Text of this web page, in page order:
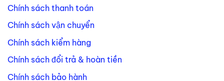
Chính sách thanh toán
Chính sách vận chuyển
Chính sách kiểm hàng
Chính sách đổi trả & hoàn tiền
Chính sách bảo hành